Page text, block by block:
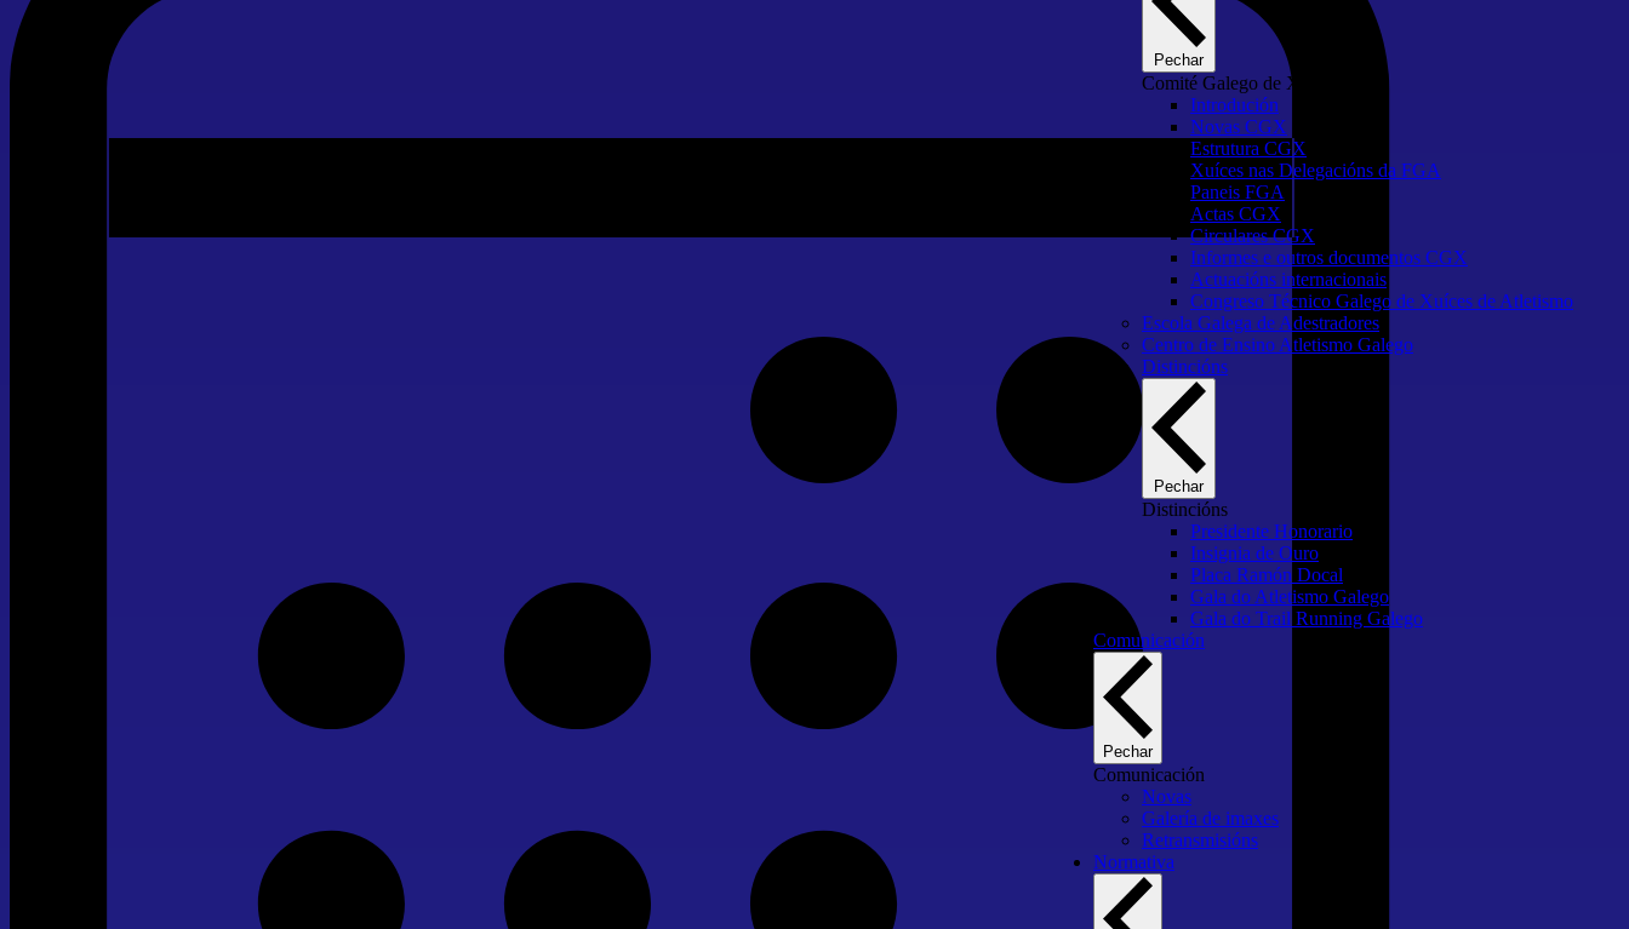
Pechar
Comité Galego de Xuíces
Introdución
Novas CGX
Estrutura CGX
Xuíces nas Delegacións da FGA
Paneis FGA
Actas CGX
Circulares CGX
Informes e outros documentos CGX
Actuacións internacionais
Congreso Técnico Galego de Xuíces de Atletismo
Escola Galega de Adestradores
Centro de Ensino Atletismo Galego
Distincións
Pechar
Distincións
Presidente Honorario
Insignia de Ouro
Placa Ramón Docal
Gala do Atletismo Galego
Gala do Trail Running Galego
Comunicación
Pechar
Comunicación
Novas
Galería de imaxes
Retransmisións
Normativa